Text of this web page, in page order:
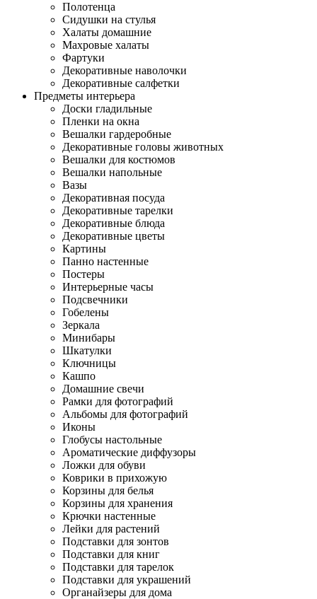
Полотенца
Сидушки на стулья
Халаты домашние
Махровые халаты
Фартуки
Декоративные наволочки
Декоративные салфетки
Предметы интерьера
Доски гладильные
Пленки на окна
Вешалки гардеробные
Декоративные головы животных
Вешалки для костюмов
Вешалки напольные
Вазы
Декоративная посуда
Декоративные тарелки
Декоративные блюда
Декоративные цветы
Картины
Панно настенные
Постеры
Интерьерные часы
Подсвечники
Гобелены
Зеркала
Минибары
Шкатулки
Ключницы
Кашпо
Домашние свечи
Рамки для фотографий
Альбомы для фотографий
Иконы
Глобусы настольные
Ароматические диффузоры
Ложки для обуви
Коврики в прихожую
Корзины для белья
Корзины для хранения
Крючки настенные
Лейки для растений
Подставки для зонтов
Подставки для книг
Подставки для тарелок
Подставки для украшений
Органайзеры для дома